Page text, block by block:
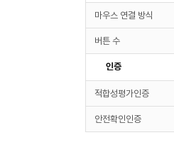
마우스 연결 방식
버튼 수
인증
적합성평가인증
안전확인인증